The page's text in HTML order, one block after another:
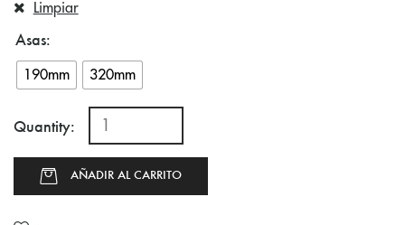
Asas
190mm 320mm
Limpiar
Quantity:
AÑADIR AL CARRITO